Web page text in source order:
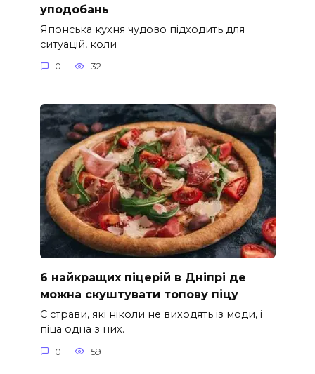
уподобань
Японська кухня чудово підходить для
ситуацій, коли
0 32
6 найкращих піцерій в Дніпрі де
можна скуштувати топову піцу
Є страви, які ніколи не виходять із моди, і
піца одна з них.
0 59